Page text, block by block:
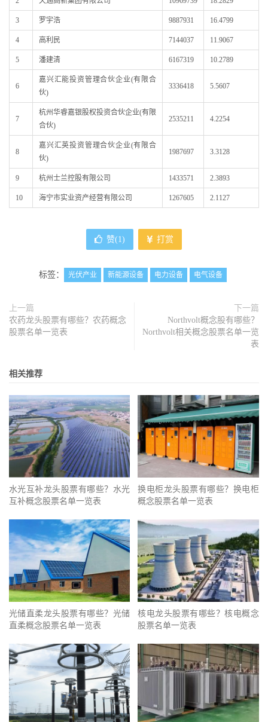
3 罗宇浩 9887931 16.4799
4 高利民 7144037 11.9067
5 潘建清 6167319 10.2789
6
嘉兴汇能投资管理合伙企业(有限合
伙)
3336418 5.5607
7
杭州华睿嘉银股权投资合伙企业(有限
合伙)
2535211 4.2254
8
嘉兴汇英投资管理合伙企业(有限合
伙)
1987697 3.3128
9 杭州士兰控股有限公司 1433571 2.3893
10 海宁市实业资产经营有限公司 1267605 2.1127
赞(1) 打赏
标签： 光伏产业 新能源设备 电力设备 电气设备
上一篇
农药龙头股票有哪些？农药概念
股票名单一览表
下一篇
Northvolt概念股有哪些？
Northvolt相关概念股票名单一览
表
相关推荐
水光互补龙头股票有哪些？水光
互补概念股票名单一览表
换电柜龙头股票有哪些？换电柜
概念股票名单一览表
光储直柔龙头股票有哪些？光储
直柔概念股票名单一览表
核电龙头股票有哪些？核电概念
股票名单一览表